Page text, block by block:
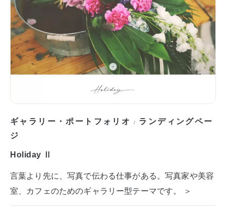
ギャラリー・ポートフォリオ / ランディングペー
ジ
Holiday Ⅱ
言葉より先に、写真で伝わる仕事がある。写真家や美容
室、カフェのためのギャラリー型テーマです。 ＞